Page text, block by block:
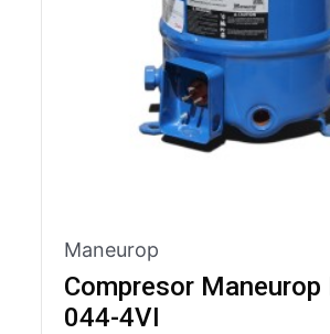
Maneurop
Compresor Maneurop
044-4VI